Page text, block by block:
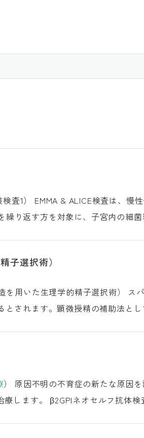
炎など妊娠に悪影響を及ぼ
り返す方を対象に、子宮内の細
子選択術）
た生理学的精子選択術） スパームセパレーターは膜構造を用い
されます。顕微授精の補助法と
） 原因不明の不育症の新たな原因を調べる血液検査です。不育症女性の
者 検査方法 治療